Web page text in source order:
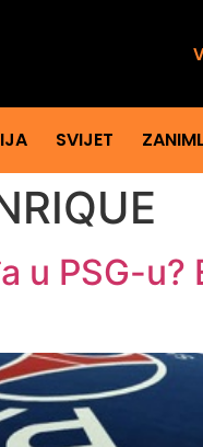
SVIJET
u PSG-